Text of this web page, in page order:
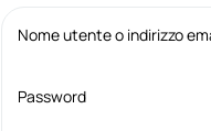
Nome utente o indirizzo
Password